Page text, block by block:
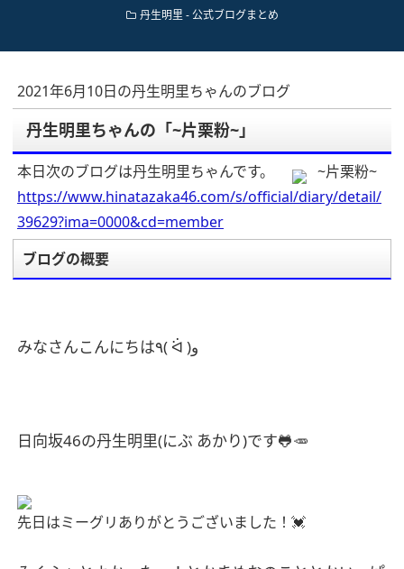
丹生明里 -公式ブログまとめ
2021年6月10日の丹生明里ちゃんのブログ
丹生明里ちゃんの「~片栗粉~」
本日次のブログは丹生明里ちゃんです。
~片栗粉~
https://www.hinatazaka46.com/s/official/diary/detail/
39629?ima=0000&cd=member
ブログの概要
みなさんこんにちは٩( ᐛ )و
日向坂46の丹生明里(にぶ あかり)です🐸🥕
先日はミーグリありがとうございました！ 💓